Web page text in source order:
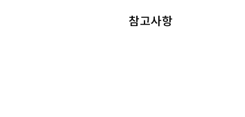
참고사항